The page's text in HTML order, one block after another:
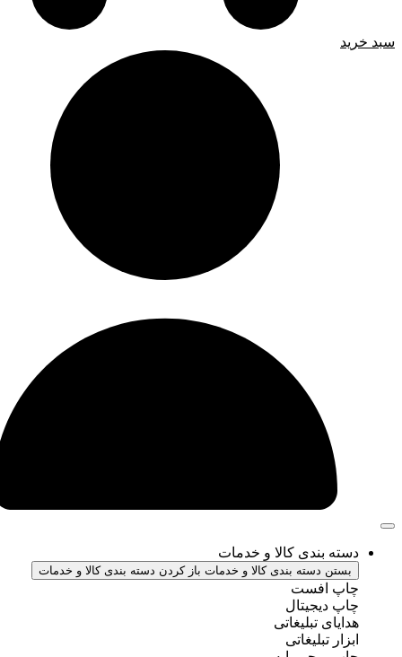
کالا و خدمات
بندی کالا و خدمات باز کردن دسته بندی کالا و خدمات